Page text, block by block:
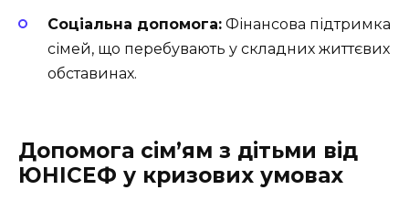
Соціальна допомога: Фінансова підтримка
сімей, що перебувають у складних життєвих
обставинах.
Допомога сім’ям з дітьми від
ЮНІСЕФ у кризових умовах